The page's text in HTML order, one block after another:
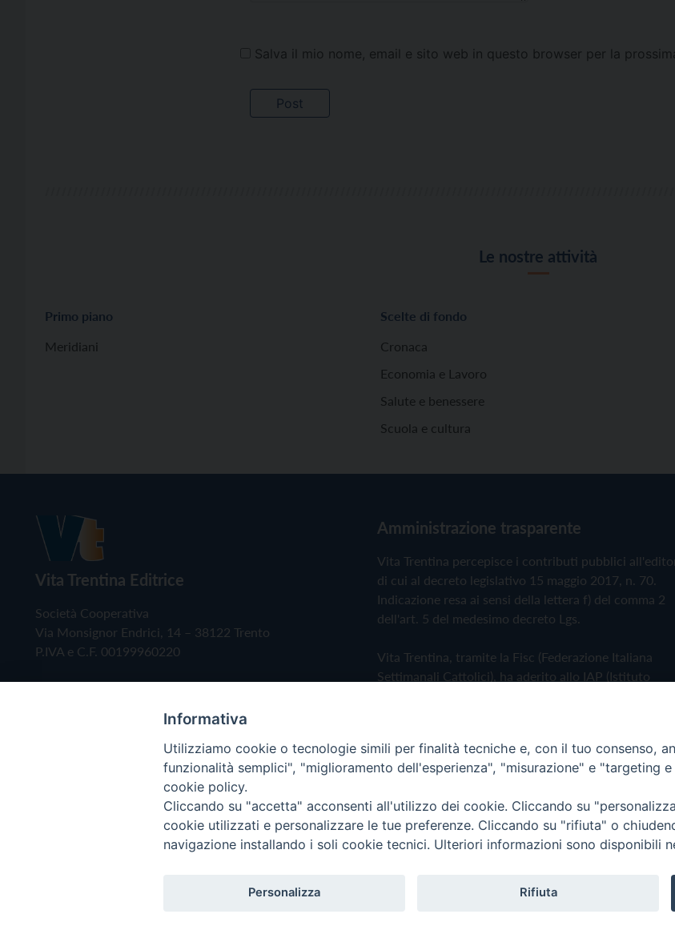
Salva il mio nome, email e sito web in questo browser per la
Le nostre attività
Primo piano
Meridiani
Scelte di fondo
Cronaca
Economia e Lavoro
Salute e benessere
Scuola e cultura
Vita Trentina Editrice
Società Cooperativa
Via Monsignor Endrici, 14 – 38122 Trento
P.IVA e C.F. 00199960220
Amministrazione trasparente
Vita Trentina percepisce i contributi pubblici
di cui al decreto legislativo 15 maggio 2017, n. 70.
Indicazione resa ai sensi della lettera f) del comma 2
dell'art. 5 del medesimo decreto Lgs.
Vita Trentina, tramite la Fisc (Federazione Italiana
Settimanali Cattolici), ha aderito allo IAP (Istituto
Privacy Policy Cookie Policy
Copyright © 2019 - Tutti i diritti riservati - Vita Trentina Editrice
Informativa
Utilizziamo cookie o tecnologie simili per finalità tecniche e, con il tuo consenso,
funzionalità semplici", "miglioramento dell'esperienza", "misurazione" e "targeting
cookie policy.
Cliccando su "accetta" acconsenti all'utilizzo dei cookie. Cliccando su
cookie utilizzati e personalizzare le tue preferenze. Cliccando su "rifiuta" o
navigazione installando i soli cookie tecnici. Ulteriori informazioni sono disponibili
Personalizza Rifiuta